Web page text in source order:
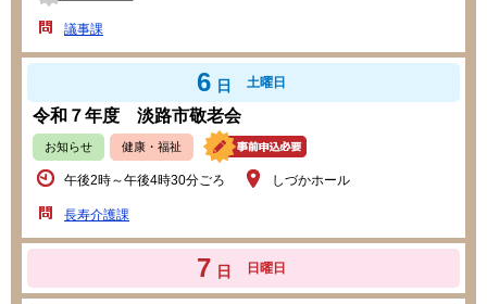
議事課
6 日 土曜日
令和７年度 淡路市敬老会
お知らせ 健康・福祉
午後2時～午後4時30分ごろ しづかホール
長寿介護課
7 日 日曜日